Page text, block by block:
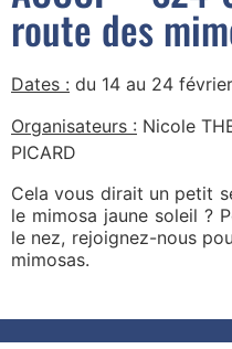
route des
Dates : du 14 au 24
Organisateurs : Nicole
PICARD
Cela vous dirait un petit
le mimosa jaune soleil ?
le nez, rejoignez-nous
mimosas.